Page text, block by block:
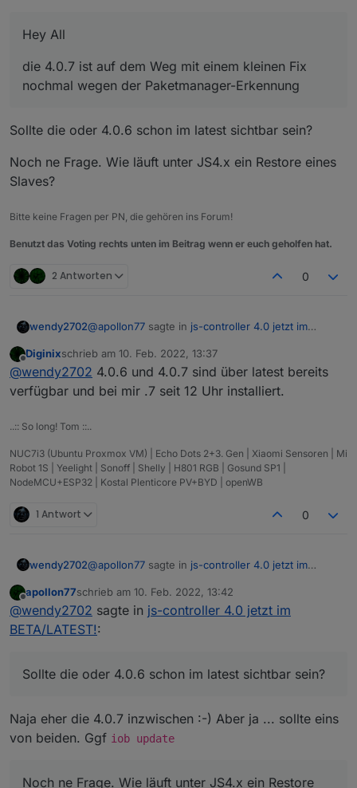
Hey All
die 4.0.7 ist auf dem Weg mit einem kleinen Fix
nochmal wegen der Paketmanager-Erkennung
Sollte die oder 4.0.6 schon im latest sichtbar sein?
Noch ne Frage. Wie läuft unter JS4.x ein Restore eines
Slaves?
Bitte keine Fragen per PN, die gehören ins Forum!
Benutzt das Voting rechts unten im Beitrag wenn er euch geholfen hat.
2 Antworten 0
wendy2702@apollon77 sagte in js-controller 4.0 jetzt im
Hey All
die 4.0.7 ist auf dem Weg mit einem kleinen
Sollte die oder 4.0.6 schon im latest sichtbar sein?
Noch ne Frage. Wie läuft unter JS4.x ein Restore
Offline
Diginixschrieb am 10. Feb. 2022, 13:37
zuletzt editiert von
@wendy2702 4.0.6 und 4.0.7 sind über latest bereits
verfügbar und bei mir .7 seit 12 Uhr installiert.
..:: So long! Tom ::..
NUC7i3 (Ubuntu Proxmox VM) | Echo Dots 2+3. Gen | Xiaomi Sensoren | Mi
Robot 1S | Yeelight | Sonoff | Shelly | H801 RGB | Gosund SP1 |
NodeMCU+ESP32 | Kostal Plenticore PV+BYD | openWB
1 Antwort 0
wendy2702@apollon77 sagte in js-controller 4.0 jetzt im
Hey All
Erkennung
Sollte die oder 4.0.6 schon im latest sichtbar sein?
Noch ne Frage. Wie läuft unter JS4.x ein Restore
eines Slaves?
Offline
apollon77schrieb am 10. Feb. 2022, 13:42
zuletzt editiert von
@wendy2702 sagte in js-controller 4.0 jetzt im
BETA/LATEST!:
Sollte die oder 4.0.6 schon im latest sichtbar sein?
Naja eher die 4.0.7 inzwischen :-) Aber ja ... sollte eins
von beiden. Ggf iob update
Noch ne Frage. Wie läuft unter JS4.x ein Restore